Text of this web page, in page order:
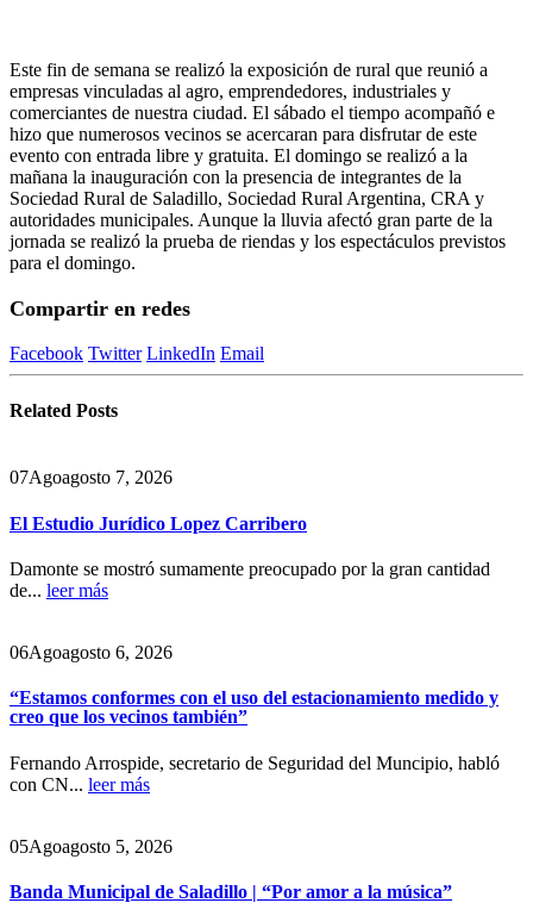
Este fin de semana se realizó la exposición de rural que reunió a
empresas vinculadas al agro, emprendedores, industriales y
comerciantes de nuestra ciudad. El sábado el tiempo acompañó e
hizo que numerosos vecinos se acercaran para disfrutar de este
evento con entrada libre y gratuita. El domingo se realizó a la
mañana la inauguración con la presencia de integrantes de la
Sociedad Rural de Saladillo, Sociedad Rural Argentina, CRA y
autoridades municipales. Aunque la lluvia afectó gran parte de la
jornada se realizó la prueba de riendas y los espectáculos previstos
para el domingo.
Compartir en redes
Facebook Twitter LinkedIn Email
Related Posts
07Agoagosto 7, 2026
El Estudio Jurídico Lopez Carribero
Damonte se mostró sumamente preocupado por la gran cantidad
de... leer más
06Agoagosto 6, 2026
“Estamos conformes con el uso del estacionamiento medido y
creo que los vecinos también”
Fernando Arrospide, secretario de Seguridad del Muncipio, habló
con CN... leer más
05Agoagosto 5, 2026
Banda Municipal de Saladillo | “Por amor a la música”